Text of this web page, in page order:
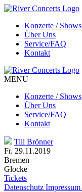
Konzerte / Shows
Über Uns
Service/FAQ
Kontakt
MENU
Konzerte / Shows
Über Uns
Service/FAQ
Kontakt
Till Brönner
Fr. 29.11.2019
Bremen
Glocke
Tickets
Datenschutz Impressum